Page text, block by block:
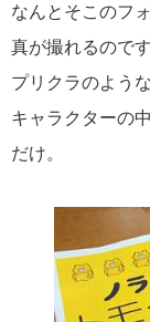
なんとそこのフ
真が撮れるのです
プリクラのよう
キャラクターの
だけ。